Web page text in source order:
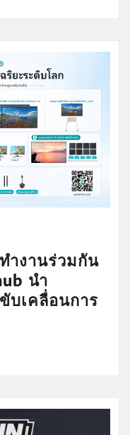
ำงานร่วมกัน
นำ
บเคลื่อนการ